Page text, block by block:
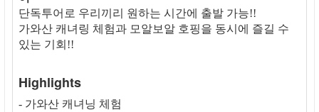
단독투어로 우리끼리 원하는 시간에 출발 가능!!
가와산 캐녀링 체험과 모알보알 호핑을 동시에 즐길 수
있는 기회!!
Highlights
- 가와산 캐녀닝 체험